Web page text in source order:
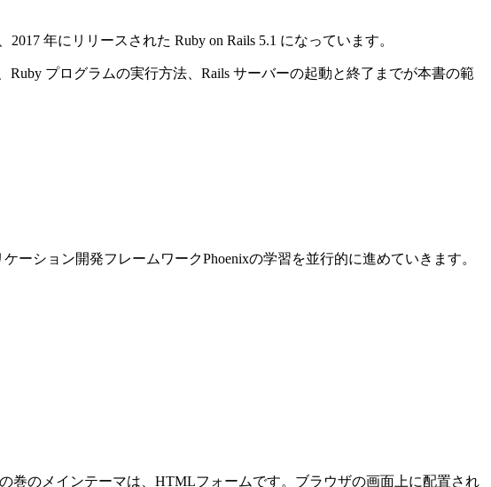
年にリリースされた Ruby on Rails 5.1 になっています。
プログラムの実行方法、Rails サーバーの起動と終了までが本書の範
ーション開発フレームワークPhoenixの学習を並行的に進めていきます。
巻のメインテーマは、HTMLフォームです。ブラウザの画面上に配置され